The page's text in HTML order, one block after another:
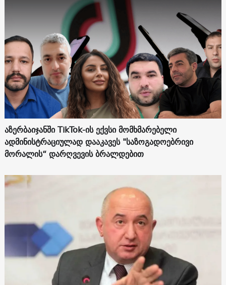
აზერბაიჯანში TikTok-ის ექვსი მომხმარებელი
ადმინისტრაციულად დააკავეს "საზოგადოებრივი
მორალის“ დარღვევის ბრალდებით